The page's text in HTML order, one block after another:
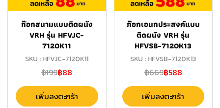
ก๊อกสนามแบบติดผนัง
VRH รุ่น HFVJC-
7120K11
SKU : HFVJC-7120K11
฿199฿88
เพิ่มลงตะกร้า
ก๊อกเอนกประสงค์แบบ
ติดผนัง VRH รุ่น
HFVSB-7120K13
SKU : HFVSB-7120K13
฿669฿588
เพิ่มลงตะกร้า